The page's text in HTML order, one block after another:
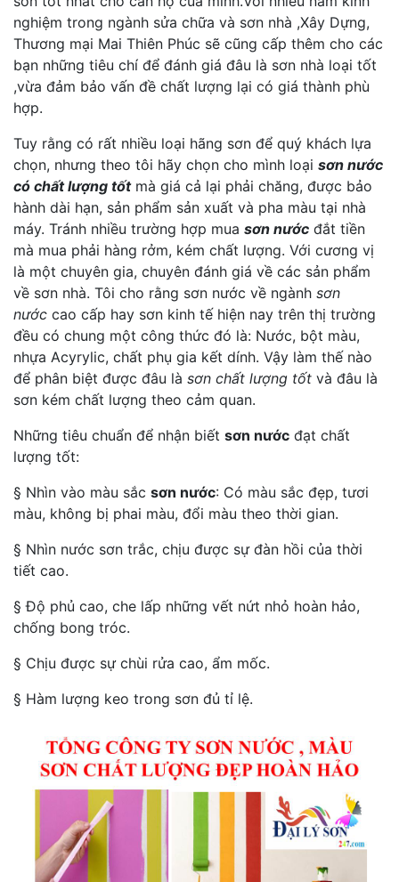
nghiệm trong ngành sửa chữa và sơn nhà ,Xây Dựng,
Thương mại Mai Thiên Phúc sẽ cũng cấp thêm cho các
bạn những tiêu chí để đánh giá đâu là sơn nhà loại tốt
,vừa đảm bảo vấn đề chất lượng lại có giá thành phù
hợp.
Tuy rằng có rất nhiều loại hãng sơn để quý khách lựa
chọn, nhưng theo tôi hãy chọn cho mình loại sơn nước
có chất lượng tốtmà giá cả lại phải chăng, được bảo
hành dài hạn, sản phẩm sản xuất và pha màu tại nhà
máy. Tránh nhiều trường hợp mua sơn nước đắt tiền
mà mua phải hàng rởm, kém chất lượng. Với cương vị
là một chuyên gia, chuyên đánh giá về các sản phẩm
về sơn nhà. Tôi cho rằng sơn nước về ngành sơn
nước cao cấp hay sơn kinh tế hiện nay trên thị trường
đều có chung một công thức đó là: Nước, bột màu,
nhựa Acyrylic, chất phụ gia kết dính. Vậy làm thế nào
để phân biệt được đâu là sơn chất lượng tốt và đâu là
sơn kém chất lượng theo cảm quan.
Những tiêu chuẩn để nhận biết sơn nước đạt chất
lượng tốt:
§ Nhìn vào màu sắc sơn nước: Có màu sắc đẹp, tươi
màu, không bị phai màu, đổi màu theo thời gian.
§ Nhìn nước sơn trắc, chịu được sự đàn hồi của thời
tiết cao.
§ Độ phủ cao, che lấp những vết nứt nhỏ hoàn hảo,
chống bong tróc.
§ Chịu được sự chùi rửa cao, ẩm mốc.
§ Hàm lượng keo trong sơn đủ tỉ lệ.